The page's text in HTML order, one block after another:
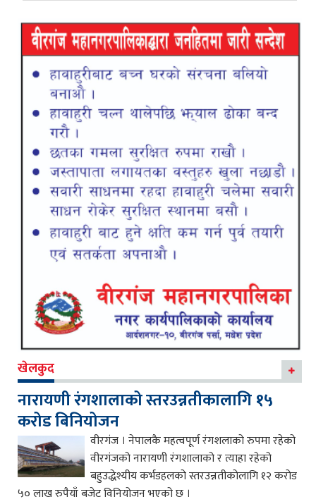
खेलकुद
नारायणी रंगशालाको स्तरउन्नतीकालागि १५
करोड बिनियोजन
वीरगंज । नेपालकै महत्वपूर्ण रंगशलाको रुपमा रहेको
वीरगंजको नारायणी रंगशालाको र त्याहा रहेको
बहुउद्धेश्यीय कर्भडहलको स्तरउन्नतीकोलागि १२ करोड
५० लाख रुपैयाँ बजेट विनियोजन भएको छ ।